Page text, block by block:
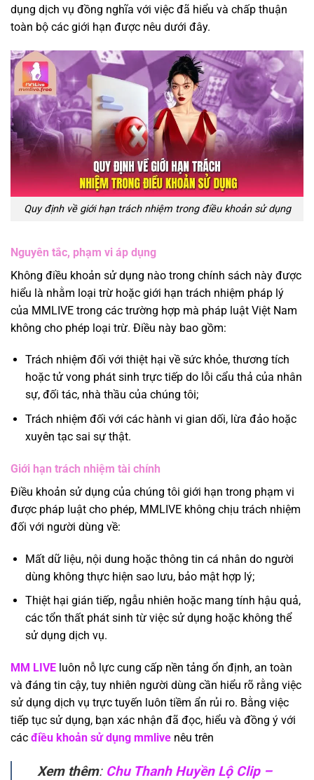
dụng dịch vụ đồng nghĩa với việc đã hiểu và chấp thuận
toàn bộ các giới hạn được nêu dưới đây.
Quy định về giới hạn trách nhiệm trong điều khoản sử dụng
Nguyên tắc, phạm vi áp dụng
Không điều khoản sử dụng nào trong chính sách này được
hiểu là nhằm loại trừ hoặc giới hạn trách nhiệm pháp lý
của MMLIVE trong các trường hợp mà pháp luật Việt Nam
không cho phép loại trừ. Điều này bao gồm:
Trách nhiệm đối với thiệt hại về sức khỏe, thương tích
hoặc tử vong phát sinh trực tiếp do lỗi cẩu thả của nhân
sự, đối tác, nhà thầu của chúng tôi;
Trách nhiệm đối với các hành vi gian dối, lừa đảo hoặc
xuyên tạc sai sự thật.
Giới hạn trách nhiệm tài chính
Điều khoản sử dụng của chúng tôi giới hạn trong phạm vi
được pháp luật cho phép, MMLIVE không chịu trách nhiệm
đối với người dùng về:
Mất dữ liệu, nội dung hoặc thông tin cá nhân do người
dùng không thực hiện sao lưu, bảo mật hợp lý;
Thiệt hại gián tiếp, ngẫu nhiên hoặc mang tính hậu quả,
các tổn thất phát sinh từ việc sử dụng hoặc không thể
sử dụng dịch vụ.
MM LIVE luôn nỗ lực cung cấp nền tảng ổn định, an toàn
và đáng tin cậy, tuy nhiên người dùng cần hiểu rõ rằng việc
sử dụng dịch vụ trực tuyến luôn tiềm ẩn rủi ro. Bằng việc
tiếp tục sử dụng, bạn xác nhận đã đọc, hiểu và đồng ý với
các điều khoản sử dụng mmlive nêu trên
Xem thêm: Chu Thanh Huyền Lộ Clip –